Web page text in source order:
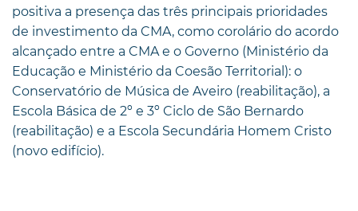
positiva a presença das três principais prioridades
de investimento da CMA, como corolário do acordo
alcançado entre a CMA e o Governo (Ministério da
Educação e Ministério da Coesão Territorial): o
Conservatório de Música de Aveiro (reabilitação), a
Escola Básica de 2º e 3º Ciclo de São Bernardo
(reabilitação) e a Escola Secundária Homem Cristo
(novo edifício).